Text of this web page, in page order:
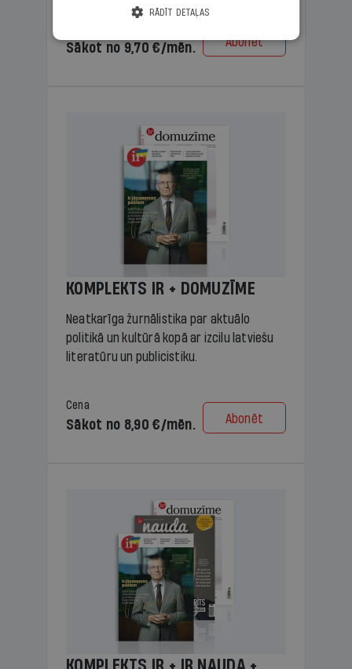
Sākot no 9,70 €/mēn. Abonēt
KOMPLEKTS IR + DOMUZĪME
Neatkarīga žurnālistika par aktuālo
politikā un kultūrā kopā ar izcilu latviešu
literatūru un publicistiku.
Cena
Sākot no 8,90 €/mēn. Abonēt
RĀDĪT DETAĻAS